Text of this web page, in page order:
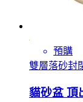
預購
雙層落砂封
貓砂盆 頂